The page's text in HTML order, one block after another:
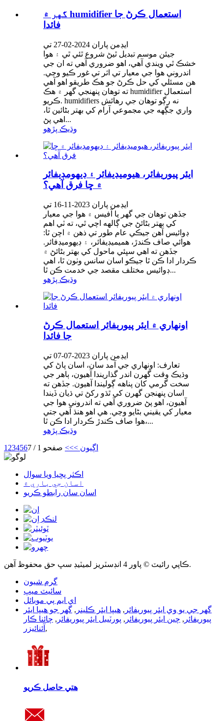
گهر ۾ humidifier استعمال ڪرڻ جا
فائدا
ايڊمن پاران 2024-02-27 تي
جيئن موسم تبديل ٿيڻ شروع ٿئي ٿي ۽ هوا
خشڪ ٿي ويندي آهي، اهو ضروري آهي ته ان جي
اندروني هوا جي معيار تي اثر تي غور ڪيو وڃي.
هن مسئلي کي حل ڪرڻ جو هڪ طريقو اهو آهي
ته توهان پنهنجي گهر ۾ هڪ humidifier استعمال
ڪريو. humidifiers نه رڳو توهان جي رهائش
واري جڳهه جي مجموعي آرام کي بهتر بڻائين ٿا،
اهي پڻ...
وڌيڪ پڙهو
ايئر پيوريفائر، هيوميڊيفائر ۽ ڊيهومڊيفائر
۾ ڇا فرق آهي؟
ايڊمن پاران 2023-11-16 تي
جڏهن توهان جي گهر يا آفيس ۾ هوا جي معيار
کي بهتر بڻائڻ جي ڳالهه اچي ٿي، ته ٽي اهم
ڊوائيس آهن جيڪي عام طور تي ذهن ۾ اچن ٿا:
هوائي صاف ڪندڙ، هميميڊيفائر، ۽ ڊيهوميڊفائر.
جڏهن ته اهي سڀئي ماحول کي بهتر بڻائڻ ۾
ڪردار ادا ڪن ٿا جيڪو اسان سانس وٺون ٿا، اهي
ڊوائيس مختلف مقصد جي خدمت ڪن ٿا...
وڌيڪ پڙهو
اونهاري ۾ ايئر پيوريفائر استعمال ڪرڻ
جا فائدا
ايڊمن پاران 2023-07-07 تي
تعارف: اونهاري جي آمد سان، اسان پاڻ کي
وڌيڪ وقت گهرن اندر گذاريندا آهيون، ٻاهر جي
سخت گرمي کان پناهه ڳوليندا آهيون. جڏهن ته
اسان پنهنجن گهرن کي ٿڌو رکڻ تي ڌيان ڏيندا
آهيون، اهو پڻ ضروري آهي ته اندروني هوا جي
معيار کي يقيني بڻايو وڃي. هي اهو هنڌ آهي جتي
هوا صاف ڪندڙ ڪردار ادا ڪن ٿا،...
وڌيڪ پڙهو
1 23456 اڳيون >>> صفحو 1 / 7
اڪثر پڇيا ويا سوال
اسان جي باري ۾
اسان سان رابطو ڪريو
ڪاپي رائيٽ © پاور 4 انڊسٽريز لميٽيڊ سڀ حق محفوظ آهن.
گرم شيون
سائيٽ ميپ
اي ايم پي موبائل
گھر جي يو وي ايئر پيوريفائر , هيپا ايئر ڪلينر , گھر جو هيپا ايئر
پيوريفائر , چين ايئر پيوريفائر , پورٽيبل ايئر پيوريفائر , چائنا ڪار
آئنائيزر ,
هتي حاصل ڪريو